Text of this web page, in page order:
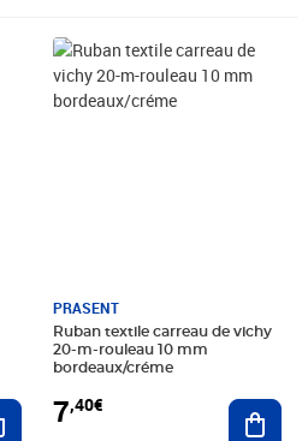
Ajouter au panier
PRASENT
Ruban textile carreau de vichy
20-m-rouleau 10 mm
bordeaux/créme
7,40€
Prix 7,40€